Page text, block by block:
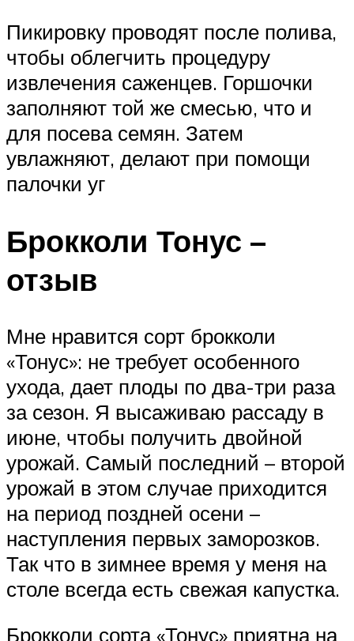
Пикировку проводят после полива,
чтобы облегчить процедуру
извлечения саженцев. Горшочки
заполняют той же смесью, что и
для посева семян. Затем
увлажняют, делают при помощи
палочки уг
Брокколи Тонус –
отзыв
Мне нравится сорт брокколи
«Тонус»: не требует особенного
ухода, дает плоды по два-три раза
за сезон. Я высаживаю рассаду в
июне, чтобы получить двойной
урожай. Самый последний – второй
урожай в этом случае приходится
на период поздней осени –
наступления первых заморозков.
Так что в зимнее время у меня на
столе всегда есть свежая капустка.
Брокколи сорта «Тонус» приятна на